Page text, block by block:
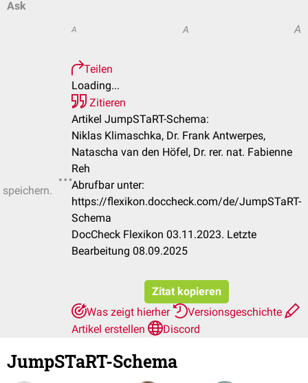
Ask
A A A
Teilen
Loading...
Zitieren
Artikel JumpSTaRT-Schema:
Niklas Klimaschka, Dr. Frank Antwerpes,
Natascha van den Höfel, Dr. rer. nat. Fabienne
Reh
Abrufbar unter:
https://flexikon.doccheck.com/de/JumpSTaRT-
Schema
DocCheck Flexikon 03.11.2023. Letzte
Bearbeitung 08.09.2025
Zitat kopieren
Was zeigt hierher
Versionsgeschichte
Artikel erstellen
Discord
JumpSTaRT-Schema